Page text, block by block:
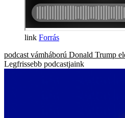
Forrás
podcast vámháború Donald Trump
Legfrissebb podcastjaink